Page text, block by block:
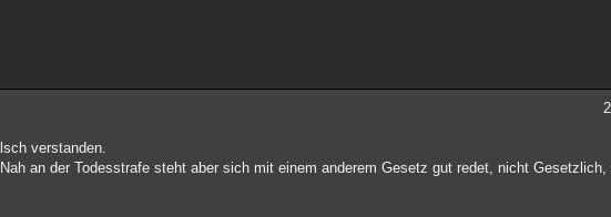
verstanden.
an der Todesstrafe steht aber sich mit einem anderem Gesetz gut redet, nicht